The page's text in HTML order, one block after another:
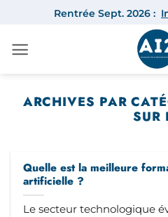
contenu
Rentrée Sept. 2026 :
ARCHIVES PAR
SUR
Quelle est la meilleure
artificielle ?
Le secteur technologique